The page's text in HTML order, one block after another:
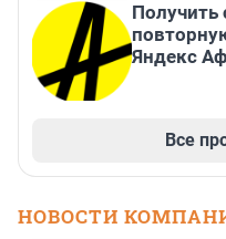
Получить
Яндекс
Все
НОВОСТИ